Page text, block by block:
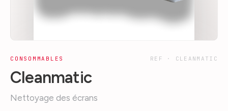
CONSOMMABLES REF · CLEANMATIC
Cleanmatic
Nettoyage des écrans